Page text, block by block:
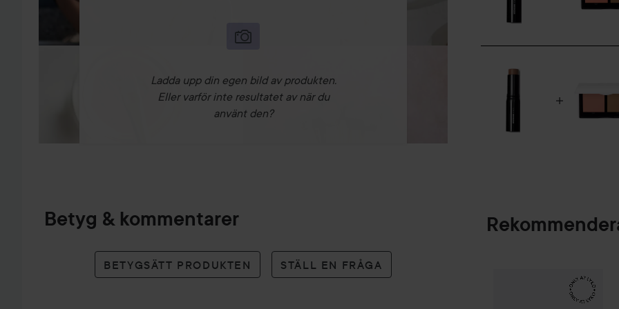
Ladda upp din egen bild av produkten.
Eller varför inte resultatet av när du
använt den?
Betyg & kommentarer
BETYGSÄTT PRODUKTEN STÄLL EN FRÅGA
- perfekt för resor
- Sheasmör
Make Up Store